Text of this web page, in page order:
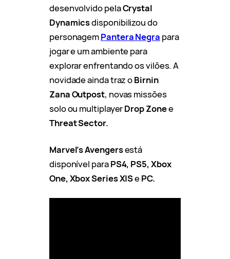
desenvolvido pelaCrystal
Dynamicsdisponibilizou do
personagemPantera Negra para
jogar e um ambiente para
explorar enfrentando os vilões. A
novidade ainda traz oBirnin
Zana Outpost, novas missões
solo ou multiplayerDrop Zonee
Threat Sector.
Marvel’s Avengersestá
disponível paraPS4, PS5, Xbox
One, Xbox Series X|SePC.